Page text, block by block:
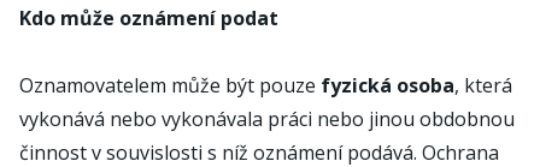
Kdo může oznámení podat
Oznamovatelem může být pouze fyzická osoba, která
vykonává nebo vykonávala práci nebo jinou obdobnou
činnost v souvislosti s níž oznámení podává. Ochrana